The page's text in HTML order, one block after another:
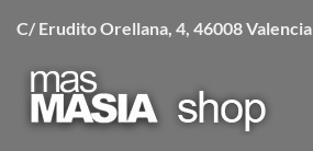
C/ Erudito Orellana, 4, 46008 Valencia